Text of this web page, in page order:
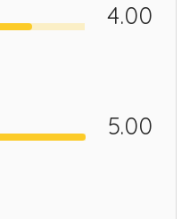
4.00
5.00